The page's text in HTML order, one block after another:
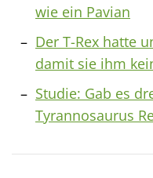
wie ein Pavian
Der T-Rex hatte
damit sie ihm
Studie: Gab es
Tyrannosaurus